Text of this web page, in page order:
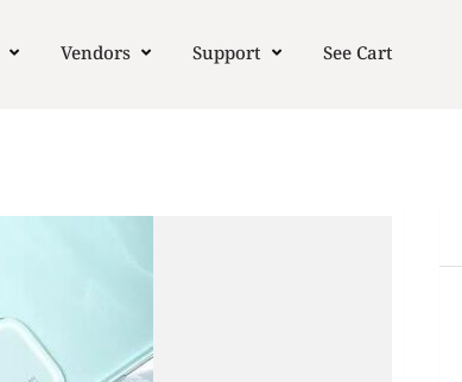
Vendors Support See Cart